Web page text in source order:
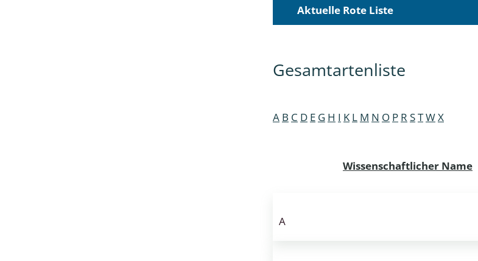
Steinfliegen
Aktuelle Rote Liste
Gesamtartenliste
A B C D E G H I K L M N O P R STWX
Wissenschaftlicher Name
A